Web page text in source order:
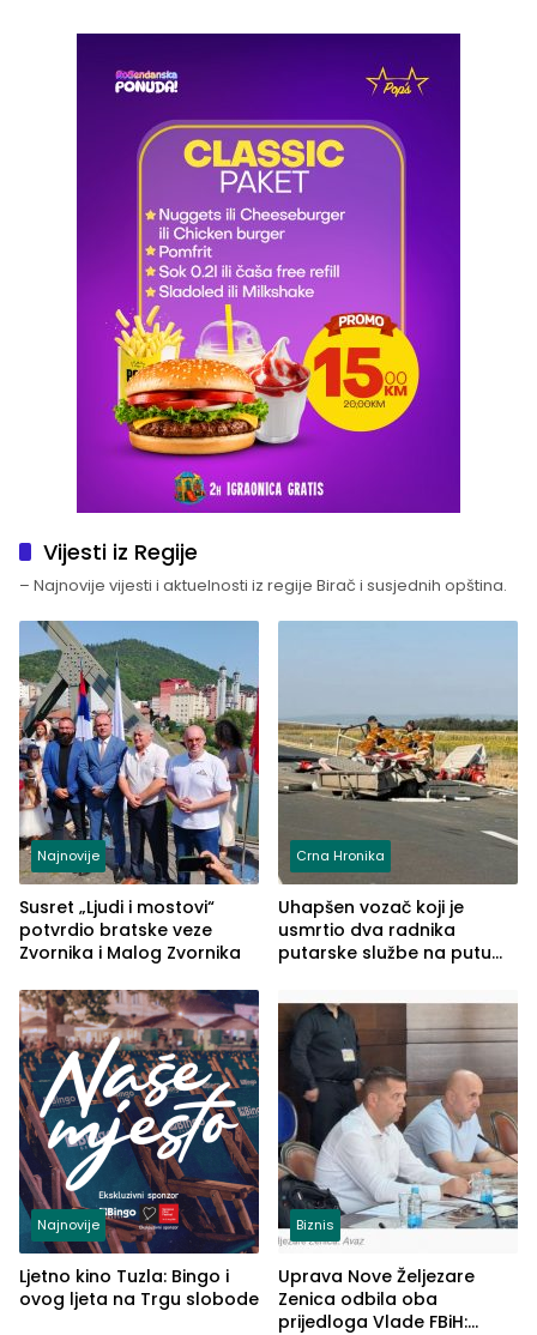
Vijesti iz Regije
– Najnovije vijesti i aktuelnosti iz regije Birač i susjednih opština.
Najnovije
Susret „Ljudi i mostovi“
potvrdio bratske veze
Zvornika i Malog Zvornika
Crna Hronika
Uhapšen vozač koji je
usmrtio dva radnika
putarske službe na putu
(FOTO)
Najnovije
Ljetno kino Tuzla: Bingo i
ovog ljeta na Trgu slobode
Biznis
Uprava Nove Željezare
Zenica odbila oba
prijedloga Vlade FBiH: